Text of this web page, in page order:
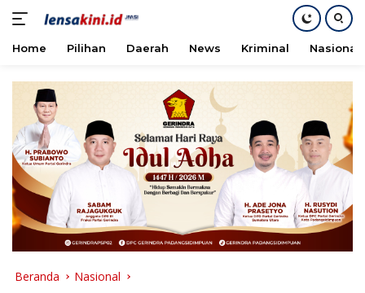
konten
Home Pilihan Daerah News Kriminal Nasional
Beranda Nasional